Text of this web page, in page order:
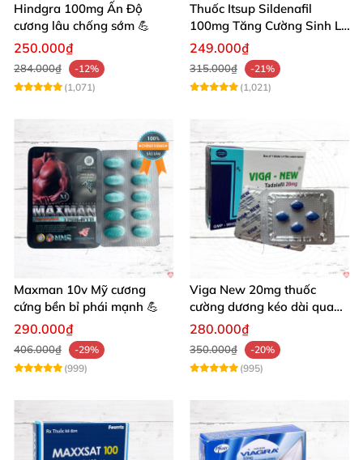
Hindgra 100mg Ấn Độ
cương lâu chống sớm 💪
250.000₫
284.000₫
-12%
(1,071)
Thuốc Itsup Sildenafil
100mg Tăng Cường Sinh Lý
Nam Giới
249.000₫
315.000₫
-21%
(1,021)
Maxman 10v Mỹ cương
cứng bền bỉ phái mạnh 💪
290.000₫
406.000₫
-29%
(999)
Viga New 20mg thuốc
cường dương kéo dài quan
hệ chống xuất tinh sớm
280.000₫
350.000₫
-20%
(995)